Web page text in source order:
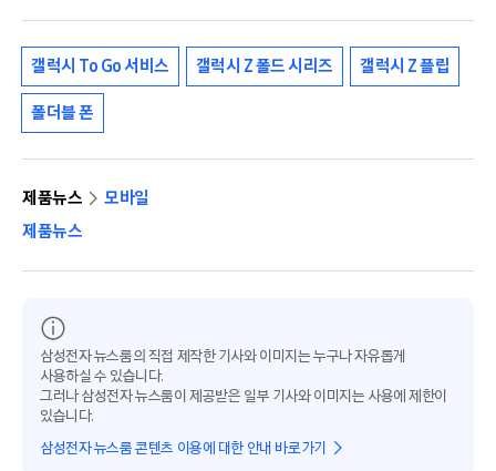
갤럭시 To Go 서비스 갤럭시 Z 폴드 시리즈 갤럭시 Z 플립
폴더블 폰
제품뉴스
모바일
제품뉴스
삼성전자 뉴스룸의 직접 제작한 기사와 이미지는 누구나 자유롭게
사용하실 수 있습니다.
그러나 삼성전자 뉴스룸이 제공받은 일부 기사와 이미지는 사용에 제한이
있습니다.
삼성전자 뉴스룸 콘텐츠 이용에 대한 안내 바로가기